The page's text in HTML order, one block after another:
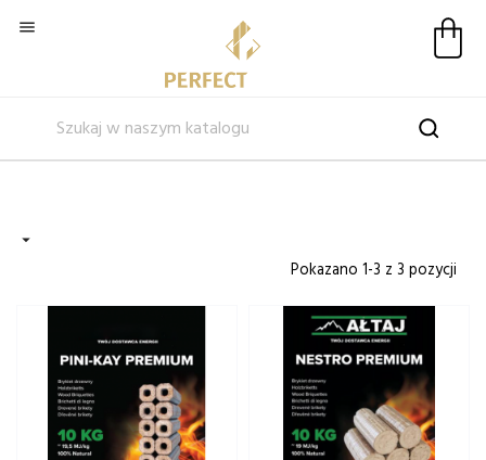


Pokazano 1-3 z 3 pozycji